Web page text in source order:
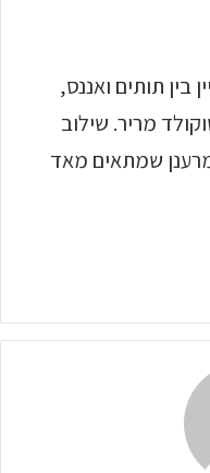
בין תותים ואננס,
מריר. שילוב
שמתאים מאד